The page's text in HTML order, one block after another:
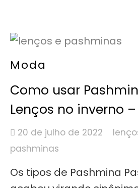
Moda
Como usar
Lenços no inverno
20 de julho de 2022
pashminas
Os tipos de Pashmina